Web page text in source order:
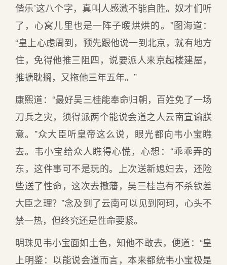
偕乐’这八个字，真叫人感激不能自胜。奴才们听
了，心窝儿里也是一阵子暖烘烘的。”图海道：
“皇上心虑周到，预先跟他说一到北京，就有地方
住，免得他推三阻四，说要派人来京起楼建屋，
推搪耽搁，又拖他三年五年。”
康熙道：“最好吴三桂能奉命归朝，百姓免了一场
刀兵之灾，须得派两个能说会道之人云南宣谕朕
意。”众大臣听皇帝这么说，眼光都向韦小宝瞧
去。韦小宝给众人瞧得心慌，心想：“乖乖弄的
东，这件事可不是玩的。上次送新媳妇去，还险
些送了性命，这次去撤藩，吴三桂岂有不杀钦差
大臣之理？”念及到了云南可以见到阿珂，心头不
禁一热，但终究还是性命要紧。
明珠见韦小宝面如土色，知他不敢去，便道：“皇
上明鉴：以能说会道而言，本来都统韦小宝极是